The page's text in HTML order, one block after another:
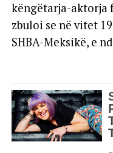
këngëtarja-aktorja
zbuloi se në vitet
SHBA-Meksikë, e